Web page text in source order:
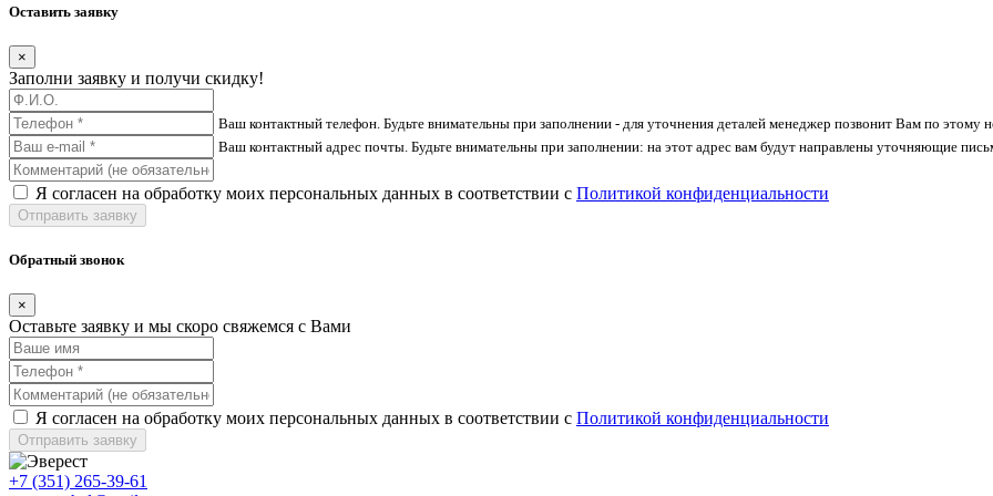
Оставить заявку
×
Заполни заявку и получи скидку!
Ваш контактный телефон. Будьте внимательны при заполнении - для уточнения деталей менеджер позвонит Вам по этому
Ваш контактный адрес почты. Будьте внимательны при заполнении: на этот адрес вам будут направлены уточняющие
Я согласен на обработку моих персональных данных в соответствии с Политикой конфиденциальности
Отправить заявку
Обратный звонок
×
Оставьте заявку и мы скоро свяжемся с Вами
Я согласен на обработку моих персональных данных в соответствии с Политикой конфиденциальности
Отправить заявку
+7 (351) 265-39-61